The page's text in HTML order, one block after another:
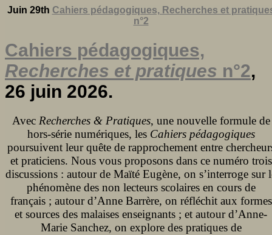
Juin 29th Cahiers pédagogiques, Recherches et
n°2
Cahiers pédagogiques,
Recherches et pratiques n°2,
26 juin 2026.
Avec Recherches & Pratiques, une nouvelle formule de
hors-série numériques, les Cahiers pédagogiques
poursuivent leur quête de rapprochement entre
et praticiens. Nous vous proposons dans ce numéro trois
discussions : autour de Maïté Eugène, on s’interroge sur
phénomène des non lecteurs scolaires en cours de
français ; autour d’Anne Barrère, on réfléchit aux formes
et sources des malaises enseignants ; et autour d’Anne-
Marie Sanchez, on explore des pratiques de